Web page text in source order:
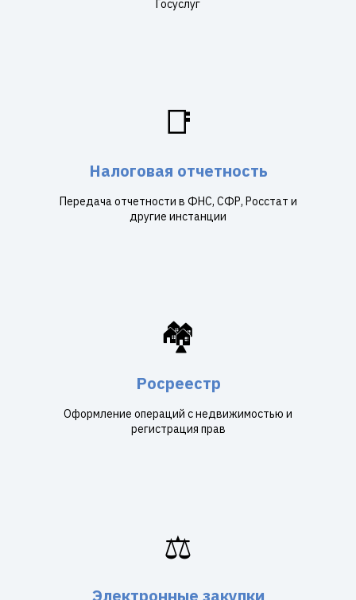
Госуслуг
📑
Налоговая отчетность
Передача отчетности в ФНС, СФР, Росстат и
другие инстанции
🏘️
Росреестр
Оформление операций с недвижимостью и
регистрация прав
⚖️
Электронные закупки